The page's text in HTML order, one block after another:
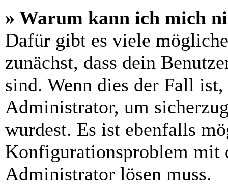
» Warum kann ich mich
Dafür gibt es viele
zunächst, dass dein
sind. Wenn dies der Fall
Administrator, um
wurdest. Es ist ebenfalls
Konfigurationsproblem mit
Administrator lösen muss.